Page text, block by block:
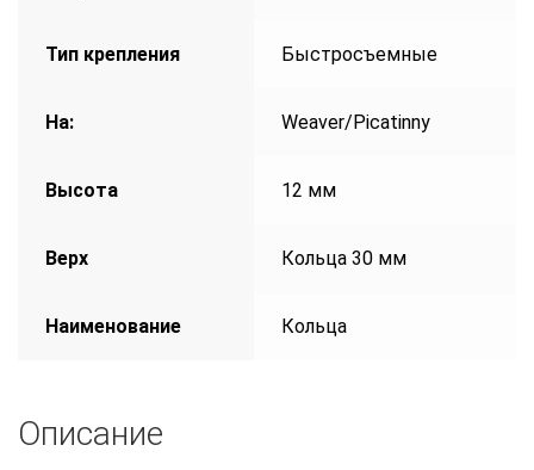
Тип крепления Быстросъемные
На: Weaver/Picatinny
Высота 12 мм
Верх Кольца 30 мм
Наименование Кольца
Описание